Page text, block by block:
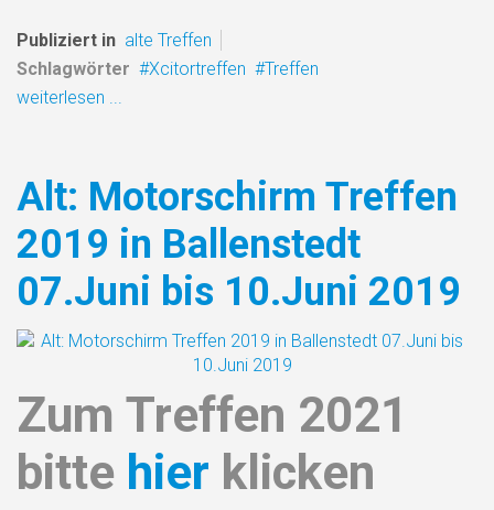
Publiziert in alte Treffen
Schlagwörter
Xcitortreffen
Treffen
weiterlesen ...
Alt: Motorschirm Treffen
2019 in Ballenstedt
07.Juni bis 10.Juni 2019
Zum Treffen 2021
bitte hier klicken